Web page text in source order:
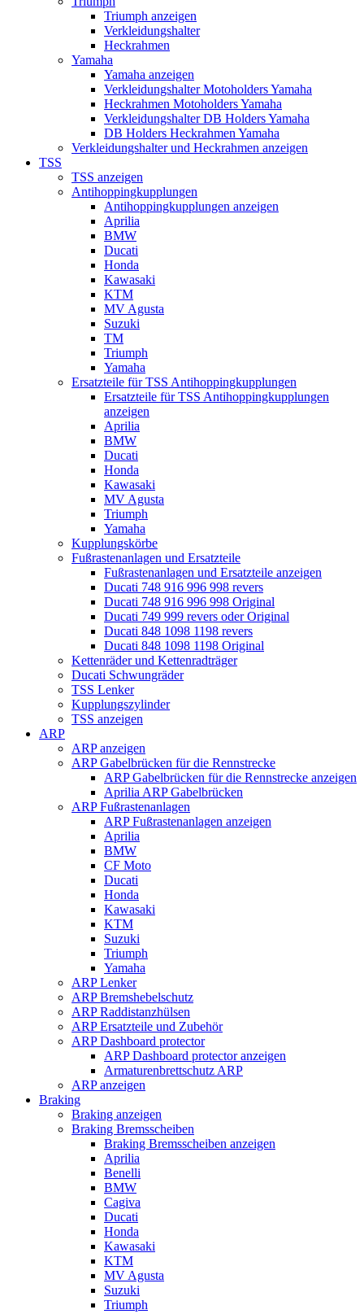
Triumph anzeigen
Verkleidungshalter
Heckrahmen
Yamaha
Yamaha anzeigen
Verkleidungshalter Motoholders Yamaha
Heckrahmen Motoholders Yamaha
Verkleidungshalter DB Holders Yamaha
DB Holders Heckrahmen Yamaha
Verkleidungshalter und Heckrahmen anzeigen
TSS
TSS anzeigen
Antihoppingkupplungen
Antihoppingkupplungen anzeigen
Aprilia
BMW
Ducati
Honda
Kawasaki
KTM
MV Agusta
Suzuki
TM
Triumph
Yamaha
Ersatzteile für TSS Antihoppingkupplungen
Ersatzteile für TSS Antihoppingkupplungen
anzeigen
Aprilia
BMW
Ducati
Honda
Kawasaki
MV Agusta
Triumph
Yamaha
Kupplungskörbe
Fußrastenanlagen und Ersatzteile
Fußrastenanlagen und Ersatzteile anzeigen
Ducati 748 916 996 998 revers
Ducati 748 916 996 998 Original
Ducati 749 999 revers oder Original
Ducati 848 1098 1198 revers
Ducati 848 1098 1198 Original
Kettenräder und Kettenradträger
Ducati Schwungräder
TSS Lenker
Kupplungszylinder
TSS anzeigen
ARP
ARP anzeigen
ARP Gabelbrücken für die Rennstrecke
ARP Gabelbrücken für die Rennstrecke anzeigen
Aprilia ARP Gabelbrücken
ARP Fußrastenanlagen
ARP Fußrastenanlagen anzeigen
Aprilia
BMW
CF Moto
Ducati
Honda
Kawasaki
KTM
Suzuki
Triumph
Yamaha
ARP Lenker
ARP Bremshebelschutz
ARP Raddistanzhülsen
ARP Ersatzteile und Zubehör
ARP Dashboard protector
ARP Dashboard protector anzeigen
Armaturenbrettschutz ARP
ARP anzeigen
Braking
Braking anzeigen
Braking Bremsscheiben
Braking Bremsscheiben anzeigen
Aprilia
Benelli
BMW
Cagiva
Ducati
Honda
Kawasaki
KTM
MV Agusta
Suzuki
Triumph